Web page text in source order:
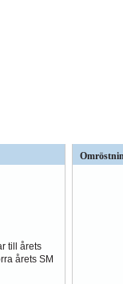
till årets
årets SM